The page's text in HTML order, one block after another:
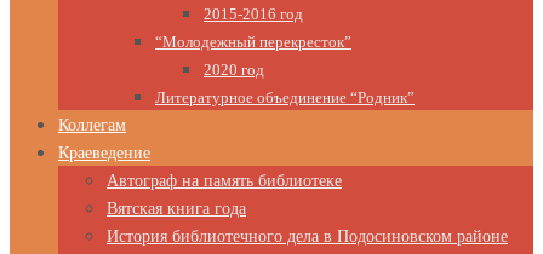
2015-2016 год
“Молодежный перекресток”
2020 год
Литературное объединение “Родник”
Коллегам
Краеведение
Автограф на память библиотеке
Вятская книга года
История библиотечного дела в Подосиновском районе